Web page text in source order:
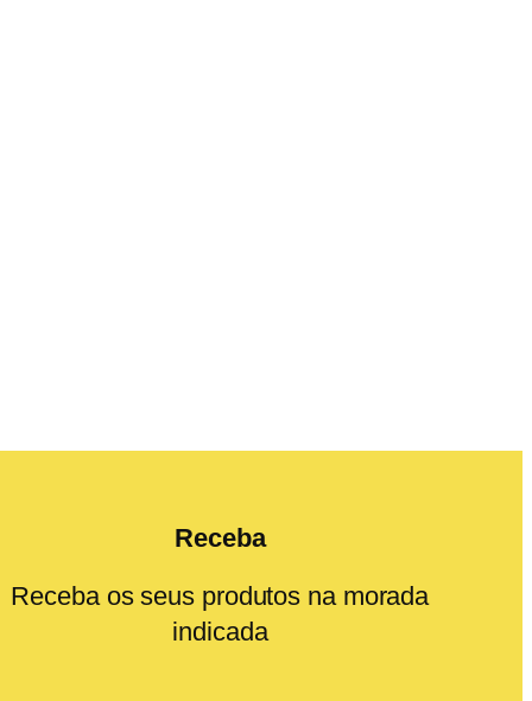
Receba
Receba os seus produtos na morada
indicada